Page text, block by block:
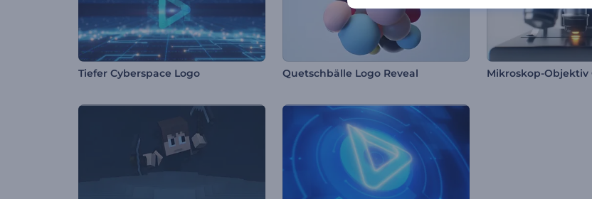
Tiefer Cyberspace Logo Quetschbälle Logo Reveal Mikroskop-Objektiv